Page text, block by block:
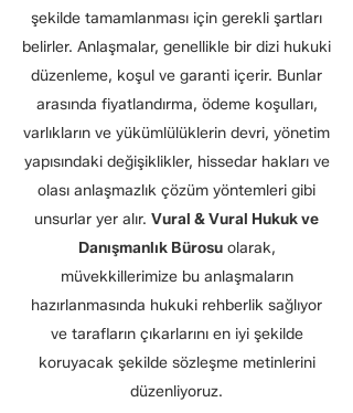
şekilde tamamlanması için gerekli şartları
belirler. Anlaşmalar, genellikle bir dizi hukuki
düzenleme, koşul ve garanti içerir. Bunlar
arasında fiyatlandırma, ödeme koşulları,
varlıkların ve yükümlülüklerin devri, yönetim
yapısındaki değişiklikler, hissedar hakları ve
olası anlaşmazlık çözüm yöntemleri gibi
unsurlar yer alır. Vural & Vural Hukuk ve
Danışmanlık Bürosuolarak,
müvekkillerimize bu anlaşmaların
hazırlanmasında hukuki rehberlik sağlıyor
ve tarafların çıkarlarını en iyi şekilde
koruyacak şekilde sözleşme metinlerini
düzenliyoruz.